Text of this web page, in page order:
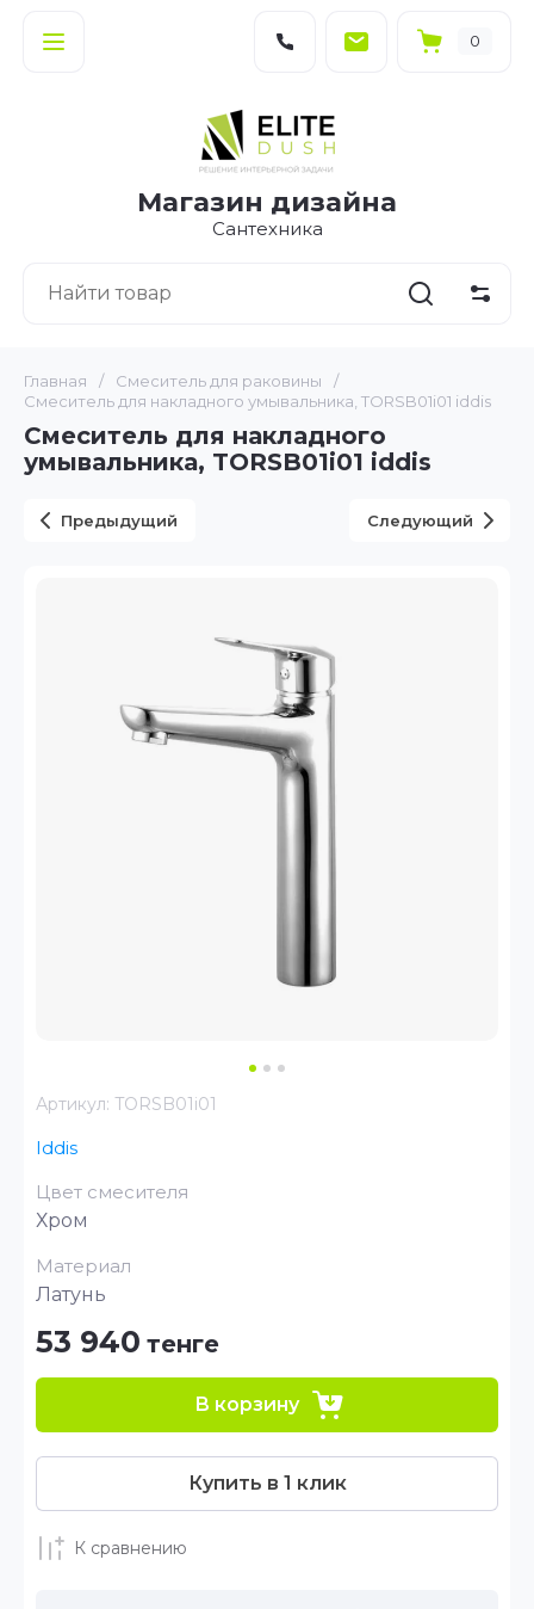
0
Магазин дизайна
Сантехника
Главная / Смеситель для раковины
/
Смеситель для накладного умывальника, TORSB01i01 iddis
Смеситель для накладного
умывальника, TORSB01i01 iddis
Предыдущий Следующий
Артикул: TORSB01i01
Iddis
Цвет смесителя
Хром
Материал
Латунь
53 940 тенге
В корзину
Купить в 1 клик
К сравнению